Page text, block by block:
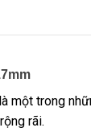
một trong
rãi.